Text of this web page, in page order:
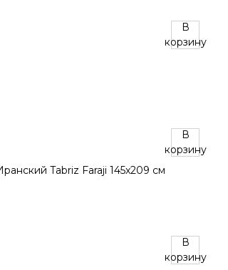
В
корзину
В
корзину
В
корзину